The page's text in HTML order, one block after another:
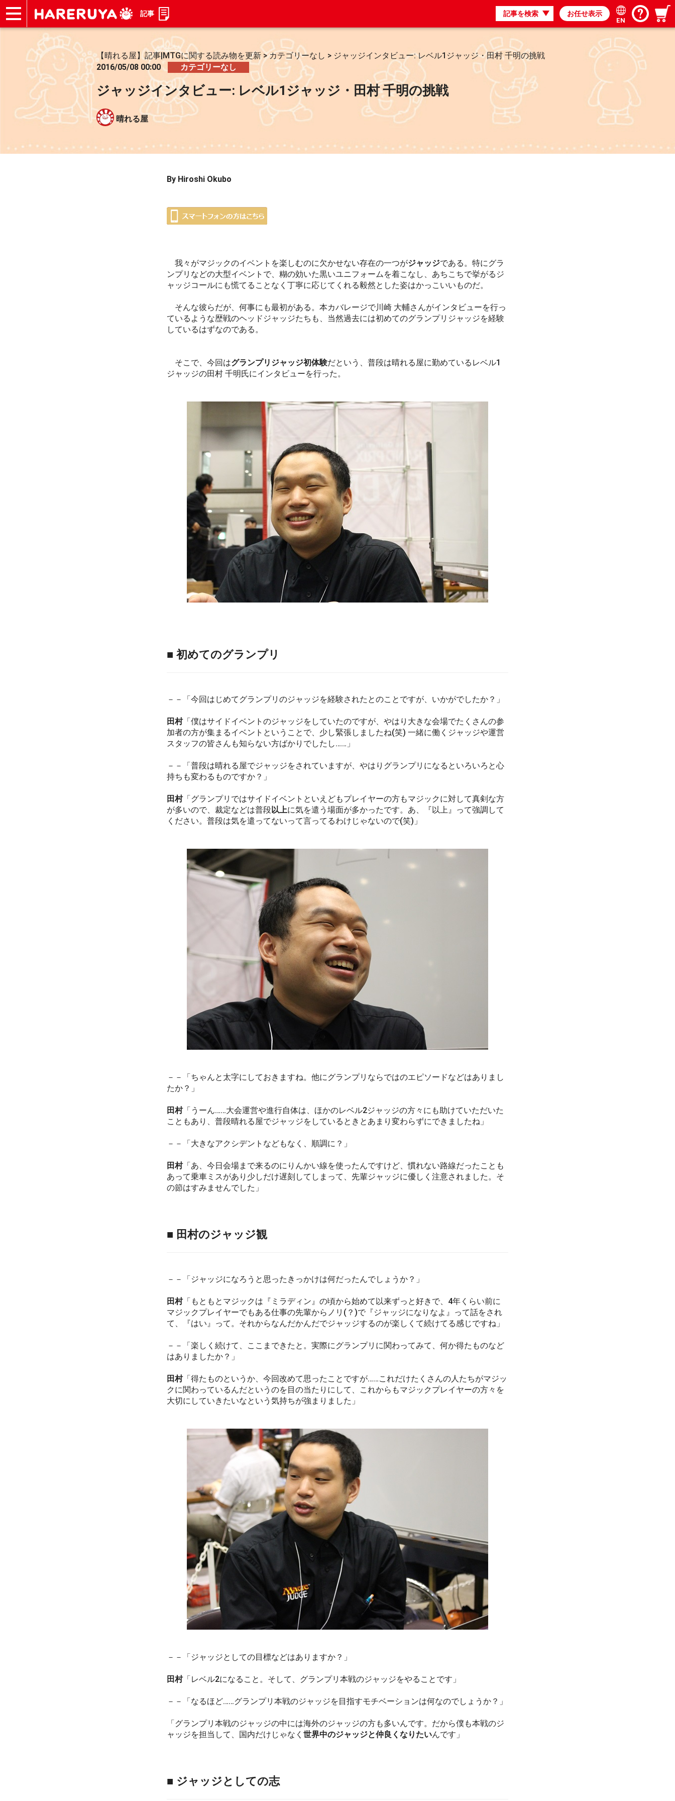
ショップ
デッキ検索
デッキ構築
選手一覧
店舗一覧
イベント
お問い合わせ
記事 記事を検索 お任せ表示
EN
【晴れる屋】記事|MTGに関する読み物を更新>カテゴリーなし > ジャッジインタビュー: レベル1ジャッジ・田村 千明の挑戦
2016/05/08 00:00
カテゴリーなし
ジャッジインタビュー: レベル1ジャッジ・田村 千明の挑戦
晴れる屋
By Hiroshi Okubo
我々がマジックのイベントを楽しむのに欠かせない存在の一つがジャッジである。特にグラ
ンプリなどの大型イベントで、糊の効いた黒いユニフォームを着こなし、あちこちで挙がるジ
ャッジコールにも慌てることなく丁寧に応じてくれる毅然とした姿はかっこいいものだ。
そんな彼らだが、何事にも最初がある。本カバレージで川崎 大輔さんがインタビューを行っ
ているような歴戦のヘッドジャッジたちも、当然過去には初めてのグランプリジャッジを経験
しているはずなのである。
そこで、今回はグランプリジャッジ初体験だという、普段は晴れる屋に勤めているレベル1
ジャッジの田村 千明氏にインタビューを行った。
■ 初めてのグランプリ
－－「今回はじめてグランプリのジャッジを経験されたとのことですが、いかがでしたか？」
田村「僕はサイドイベントのジャッジをしていたのですが、やはり大きな会場でたくさんの参
加者の方が集まるイベントということで、少し緊張しましたね(笑) 一緒に働くジャッジや運営
スタッフの皆さんも知らない方ばかりでしたし……」
－－「普段は晴れる屋でジャッジをされていますが、やはりグランプリになるといろいろと心
持ちも変わるものですか？」
田村「グランプリではサイドイベントといえどもプレイヤーの方もマジックに対して真剣な方
が多いので、裁定などは普段以上に気を遣う場面が多かったです。あ、『以上』って強調して
ください。普段は気を遣ってないって言ってるわけじゃないので(笑)」
－－「ちゃんと太字にしておきますね。他にグランプリならではのエピソードなどはありまし
たか？」
田村「うーん……大会運営や進行自体は、ほかのレベル2ジャッジの方々にも助けていただいた
こともあり、普段晴れる屋でジャッジをしているときとあまり変わらずにできましたね」
－－「大きなアクシデントなどもなく、順調に？」
田村「あ、今日会場まで来るのにりんかい線を使ったんですけど、慣れない路線だったことも
あって乗車ミスがあり少しだけ遅刻してしまって、先輩ジャッジに優しく注意されました。そ
の節はすみませんでした」
■ 田村のジャッジ観
－－「ジャッジになろうと思ったきっかけは何だったんでしょうか？」
田村「もともとマジックは『ミラディン』の頃から始めて以来ずっと好きで、4年くらい前に
マジックプレイヤーでもある仕事の先輩からノリ(？)で『ジャッジになりなよ』って話をされ
て、『はい』って。それからなんだかんだでジャッジするのが楽しくて続けてる感じですね」
－－「楽しく続けて、ここまできたと。実際にグランプリに関わってみて、何か得たものなど
はありましたか？」
田村「得たものというか、今回改めて思ったことですが……これだけたくさんの人たちがマジッ
クに関わっているんだというのを目の当たりにして、これからもマジックプレイヤーの方々を
大切にしていきたいなという気持ちが強まりました」
－－「ジャッジとしての目標などはありますか？」
田村「レベル2になること。そして、グランプリ本戦のジャッジをやることです」
－－「なるほど……グランプリ本戦のジャッジを目指すモチベーションは何なのでしょうか？」
「グランプリ本戦のジャッジの中には海外のジャッジの方も多いんです。だから僕も本戦のジ
ャッジを担当して、国内だけじゃなく 世界中のジャッジと仲良くなりたいんです」
■ ジャッジとしての志